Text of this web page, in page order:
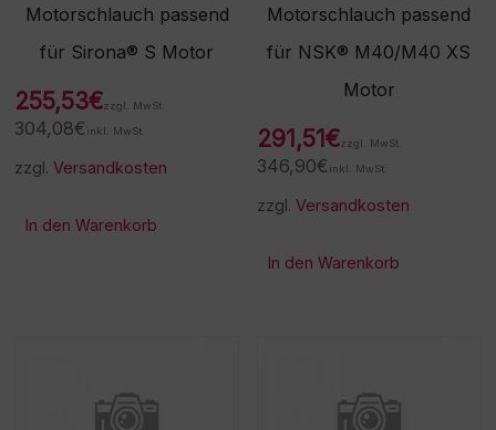
Motorschlauch passend
für Sirona® S Motor
255,53€zzgl. MwSt.
304,08€ inkl. MwSt.
zzgl.Versandkosten
In den Warenkorb
Motorschlauch passend
für NSK® M40/M40 XS
Motor
291,51€zzgl. MwSt.
346,90€ inkl. MwSt.
zzgl.Versandkosten
In den Warenkorb